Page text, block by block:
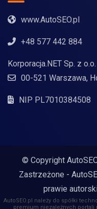
www.AutoSEO.pl
+48 577 442 884
Korporacja.NET Sp. z o.o.
00-521 Warszawa,
NIP PL7010384508
© Copyright
Zastrzeżone -
prawie
AutoSEO.pl należy do spółki
premium niezależnych